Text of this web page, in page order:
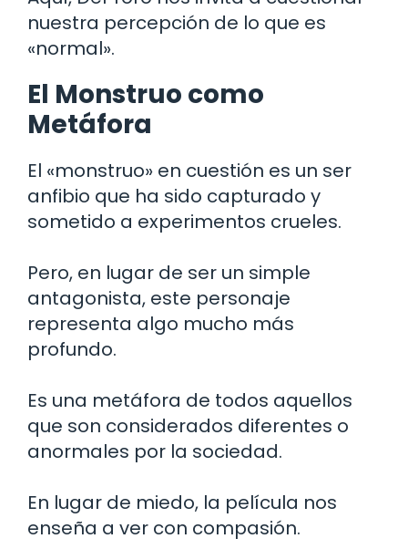
nuestra percepción de lo que es
«normal».
El Monstruo como
Metáfora
El «monstruo» en cuestión es un ser
anfibio que ha sido capturado y
sometido a experimentos crueles.
Pero, en lugar de ser un simple
antagonista, este personaje
representa algo mucho más
profundo.
Es una metáfora de todos aquellos
que son considerados diferentes o
anormales por la sociedad.
En lugar de miedo, la película nos
enseña a ver con compasión.